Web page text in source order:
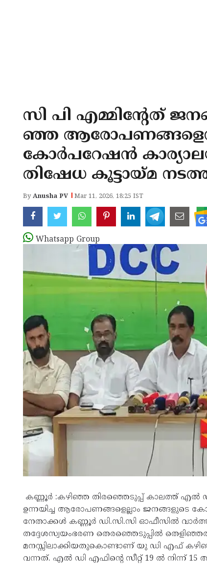
സി പി എമ്മിന്‍റേത്
ഞ്ഞ
കോർപറേഷൻ
തിഷേധ കൂട്ടായ്മ
ByAnusha PV Mar 11, 2026, 18:25 IST
Whatsapp Group
കണ്ണൂർ :കഴിഞ്ഞ തിരഞ്ഞെടുപ്പ് കാലത്ത് എൽ
ഉന്നയിച്ച ആരോപണങ്ങളെല്ലാം
നേതാക്കള്‍ കണ്ണൂർ ഡി.സി.സി ഓഫീസിൽ
തദ്ദേശസ്വയംഭരണ തെരഞ്ഞെടുപ്പില്‍
മനസ്സിലാക്കിയതുകൊണ്ടാണ് യു ഡി എഫ്
വന്നത്. എല്‍ ഡി എഫിന്‍റെ സീറ്റ് 19 ല്‍ നിന്ന്